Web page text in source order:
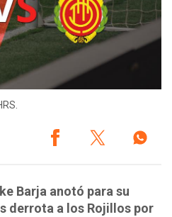
Barja anotó para su
derrota a los Rojillos por